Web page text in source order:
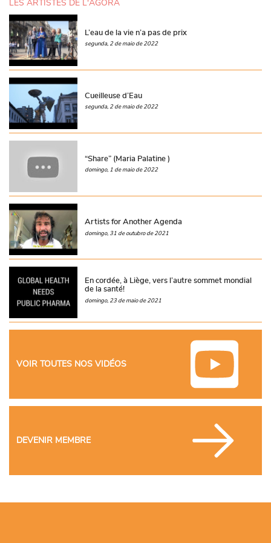
LES ARTISTES DE L'AGORA
L’eau de la vie n’a pas de prix
segunda, 2 de maio de 2022
Cueilleuse d’Eau
segunda, 2 de maio de 2022
“Share” (Maria Palatine )
domingo, 1 de maio de 2022
Artists for Another Agenda
domingo, 31 de outubro de 2021
En cordée, à Liège, vers l’autre sommet mondial
de la santé!
domingo, 23 de maio de 2021
VOIR TOUTES NOS VIDÉOS
DEVENIR MEMBRE